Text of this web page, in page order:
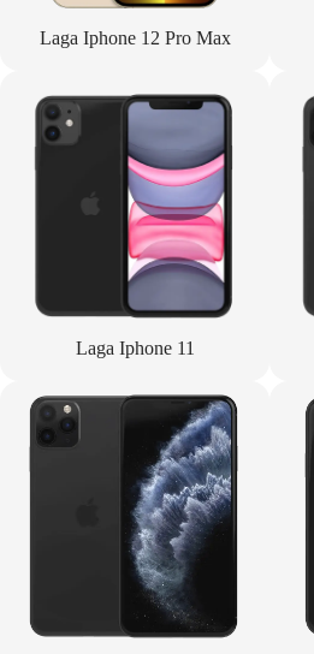
Laga Iphone 12 Pro Max
Laga Iphone 11